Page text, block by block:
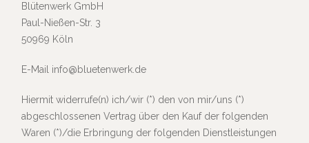
Blütenwerk GmbH
Paul-Nießen-Str. 3
50969 Köln
E-Mail info@bluetenwerk.de
Hiermit widerrufe(n) ich/wir (*) den von mir/uns (*)
abgeschlossenen Vertrag über den Kauf der folgenden
Waren (*)/die Erbringung der folgenden Dienstleistungen